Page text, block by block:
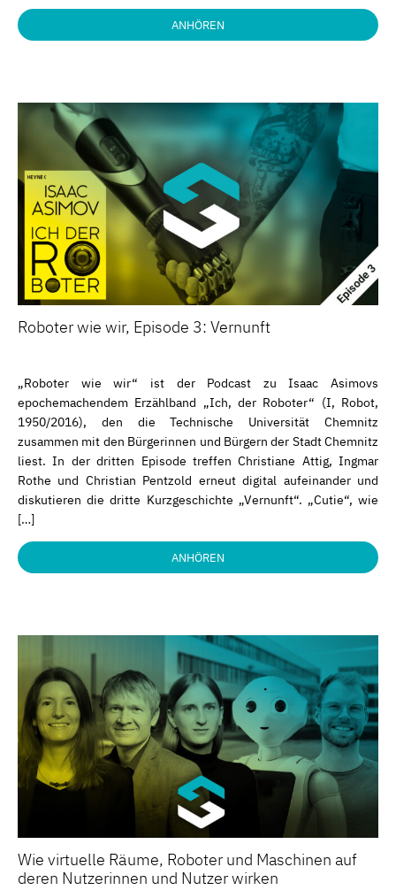
ANHÖREN
Roboter wie wir, Episode 3: Vernunft
„Roboter wie wir“ ist der Podcast zu Isaac Asimovs
epochemachendem Erzählband „Ich, der Roboter“ (I, Robot,
1950/2016), den die Technische Universität Chemnitz
zusammen mit den Bürgerinnen und Bürgern der Stadt Chemnitz
liest. In der dritten Episode treffen Christiane Attig, Ingmar
Rothe und Christian Pentzold erneut digital aufeinander und
diskutieren die dritte Kurzgeschichte „Vernunft“. „Cutie“, wie
[…]
ANHÖREN
Wie virtuelle Räume, Roboter und Maschinen auf
deren Nutzerinnen und Nutzer wirken